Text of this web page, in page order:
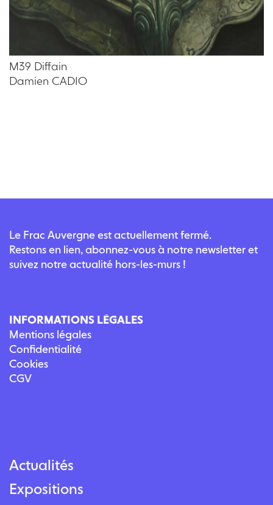
M39 Diffain
Damien CADIO
Le Frac Auvergne est actuellement fermé.
Restons en lien, abonnez-vous à notre newsletter et
suivez notre actualité hors-les-murs !
INFORMATIONS LÉGALES
Mentions légales
Confidentialité
Cookies
CGV
Actualités
Expositions